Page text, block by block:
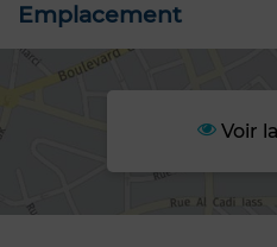
Emplacement
Voir